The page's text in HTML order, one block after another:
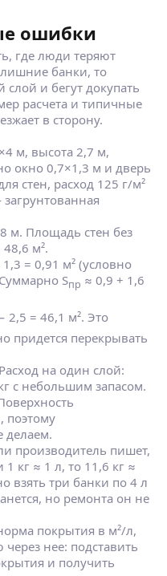
ошибки
где люди теряют
банки, то
слой и бегут докупать
расчета и типичные
в сторону.
м, высота 2,7 м,
окно 0,7×1,3 м и дверь
стен, расход 125 г/м²
м. Площадь стен без
м².
= 0,91 м² (условно
Sпр ≈ 0,9 + 1,6
2,5 = 46,1 м². Это
придется перекрывать
на один слой:
с небольшим запасом.
поэтому
делаем.
производитель пишет,
1 кг ≈ 1 л, то 11,6 кг ≈
взять три банки по 4 л
но ремонта он не
покрытия в м²/л,
нее: подставить
и получить